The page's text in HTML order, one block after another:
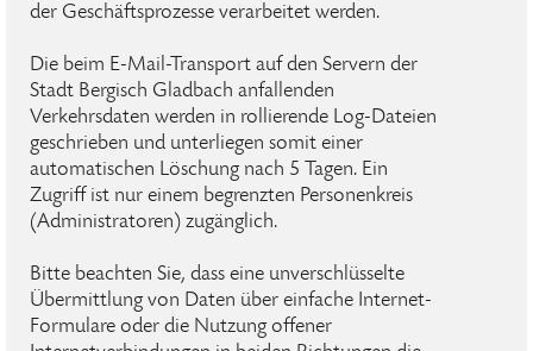
der Geschäftsprozesse verarbeitet werden.
Die beim E-Mail-Transport auf den Servern der
Stadt Bergisch Gladbach anfallenden
Verkehrsdaten werden in rollierende Log-Dateien
geschrieben und unterliegen somit einer
automatischen Löschung nach 5 Tagen. Ein
Zugriff ist nur einem begrenzten Personenkreis
(Administratoren) zugänglich.
Bitte beachten Sie, dass eine unverschlüsselte
Übermittlung von Daten über einfache Internet-
Formulare oder die Nutzung offener